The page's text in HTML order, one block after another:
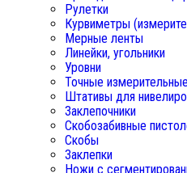
Рулетки
Курвиметры
Мерные ленты
Линейки, угольники
Уровни
Точные
Штативы для
Заклепочники
Скобозабивные
Скобы
Заклепки
Ножи с